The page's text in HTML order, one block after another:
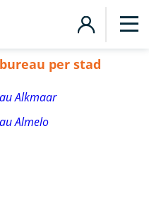
per stad
Alkmaar
Almelo